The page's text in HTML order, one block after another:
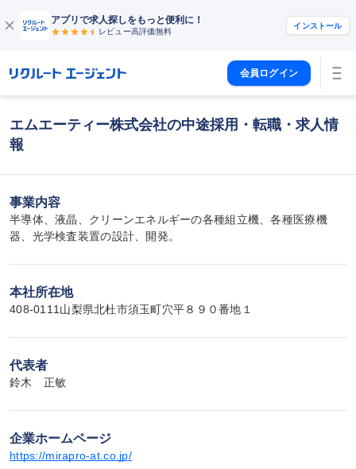
アプリで求人探しをもっと便利に！
レビュー高評価無料
インストール
会員ログイン
エムエーティー株式会社の中途採用・転職・求人情
報
事業内容
半導体、液晶、クリーンエネルギーの各種組立機、各種医療機
器、光学検査装置の設計、開発。
本社所在地
408-0111山梨県北杜市須玉町穴平８９０番地１
代表者
鈴木　正敏
企業ホームページ
https://mirapro-at.co.jp/